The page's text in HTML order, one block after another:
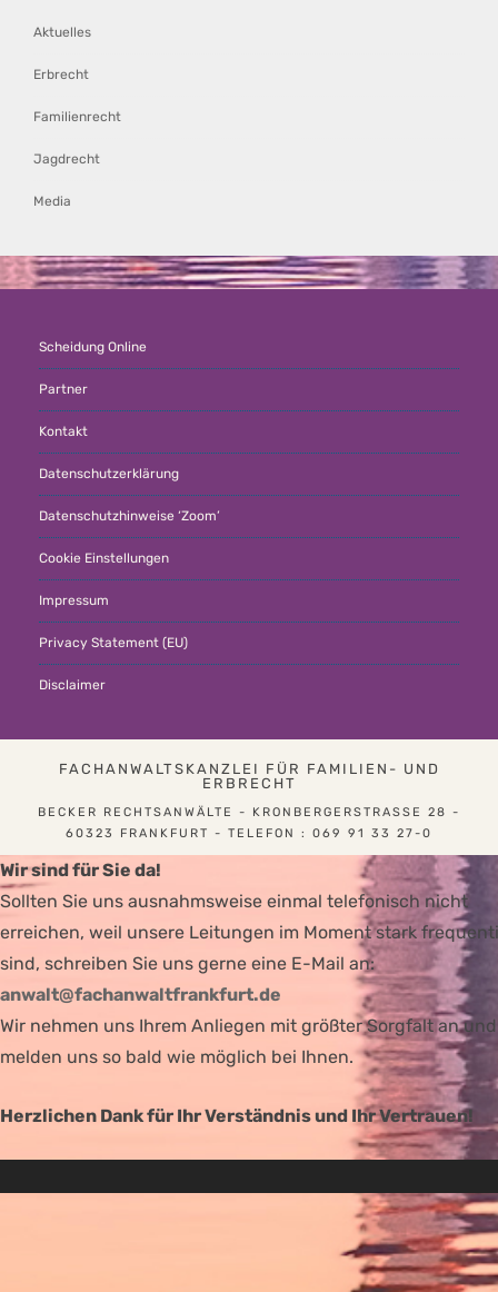
Aktuelles
Erbrecht
Familienrecht
Jagdrecht
Media
Scheidung Online
Partner
Kontakt
Datenschutzerklärung
Datenschutzhinweise ‘Zoom’
Cookie Einstellungen
Impressum
Privacy Statement (EU)
Disclaimer
FACHANWALTSKANZLEI FÜR FAMILIEN- UND
ERBRECHT
BECKER RECHTSANWÄLTE - KRONBERGERSTRASSE 28 - 6
0323 FRANKFURT - TELEFON : 069 91 33 27-0
Wir sind für Sie da!
Sollten Sie uns ausnahmsweise einmal telefonisch nicht
erreichen, weil unsere Leitungen im Moment stark
sind, schreiben Sie uns gerne eine E-Mail an:
anwalt@fachanwaltfrankfurt.de
Wir nehmen uns Ihrem Anliegen mit größter Sorgfalt an und
melden uns so bald wie möglich bei Ihnen.
Herzlichen Dank für Ihr Verständnis und Ihr Vertrauen!